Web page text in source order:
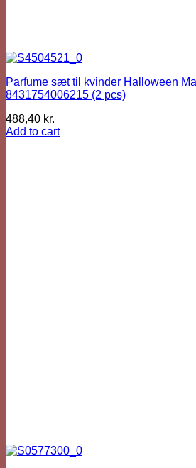
Parfume sæt til kvinder Halloween
8431754006215 (2 pcs)
488,40 kr.
Add to cart